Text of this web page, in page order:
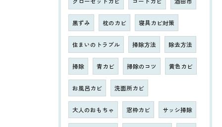
黒ずみ 枕のカビ 寝具カビ対策
住まいのトラブル 掃除方法 除去方法
掃除 青カビ 掃除のコツ 黄色カビ
お風呂カビ 洗面所カビ
大人のおもちゃ 窓枠カビ サッシ掃除